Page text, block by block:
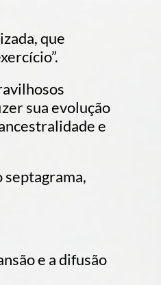
que
sua evolução
e
septagrama,
e a difusão